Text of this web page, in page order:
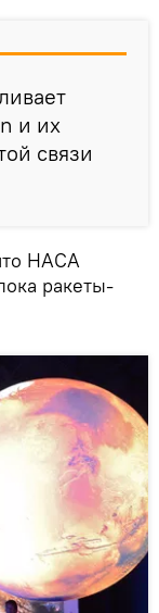
и их
связи
НАСА
ракеты-